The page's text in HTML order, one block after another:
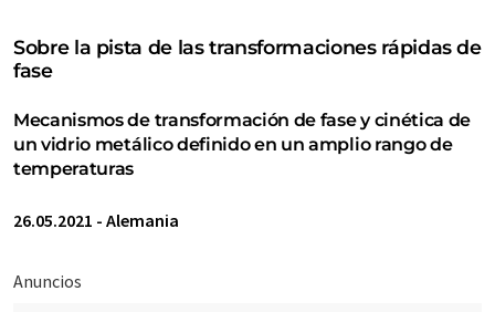
Sobre la pista de las transformaciones rápidas de
fase
Mecanismos de transformación de fase y cinética de
un vidrio metálico definido en un amplio rango de
temperaturas
26.05.2021 - Alemania
Anuncios